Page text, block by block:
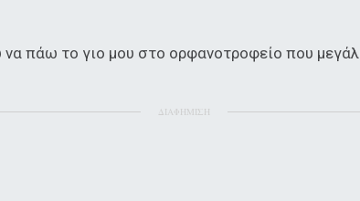
να πάω το γιο μου στο ορφανοτροφείο που
ΔΙΑΦΗΜΙΣΗ